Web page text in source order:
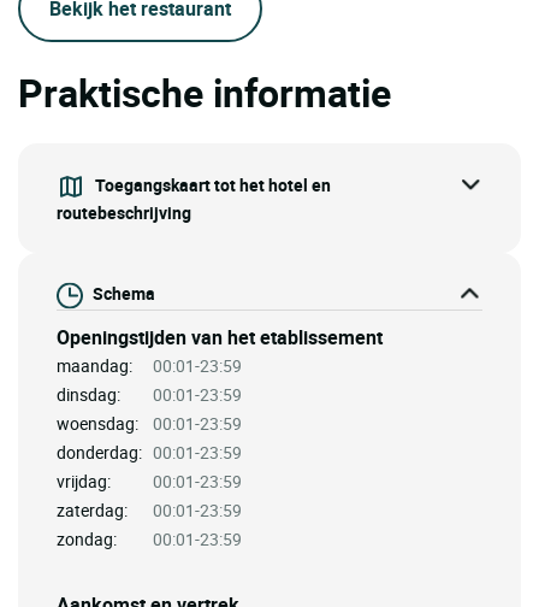
Bekijk het restaurant
Praktische informatie
Toegangskaart tot het hotel en
routebeschrijving
Schema
Openingstijden van het etablissement
maandag:
00:01-23:59
dinsdag:
00:01-23:59
woensdag:
00:01-23:59
donderdag: 00:01-23:59
vrijdag:
00:01-23:59
zaterdag:
00:01-23:59
zondag:
00:01-23:59